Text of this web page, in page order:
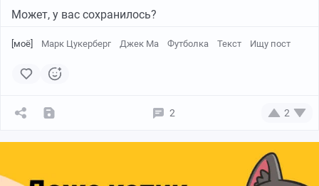
Может, у вас сохранилось?
[моё] Марк Цукерберг Джек Ма Футболка Текст Ищу пост
2 2